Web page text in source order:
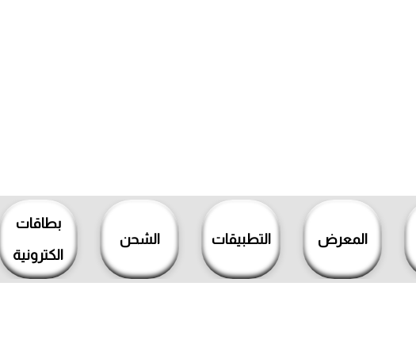
المعرض التطبيقات الشحن
بطاقات
الكترونية